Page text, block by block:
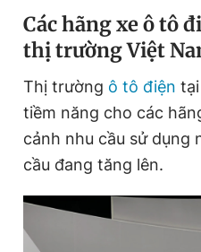
e
n
t
T
m
e
t
i
o
n
Các hãng xe ô tô
thị trường Việt
Thị trường ô tô điện
tiềm năng cho các
cảnh nhu cầu sử dụng
cầu đang tăng lên.